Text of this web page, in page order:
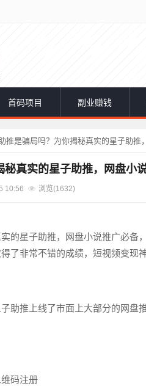
首码项目 副业赚钱
推是骗局吗？为你揭秘真实的星子助推
秘真实的星子助推，网盘小
10:56 浏览(1632)
的星子助推，网盘小说推广必备
了非常不错的成绩，短视频变现神
助推上线了市面上大部分的网盘
码注册